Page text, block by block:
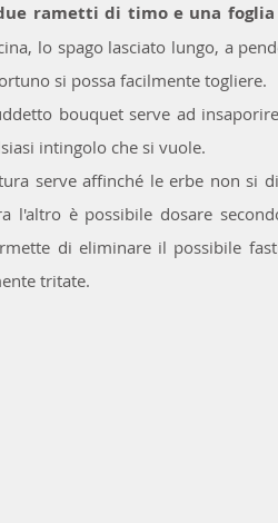
rametti di timo e una
lo spago lasciato lungo, a
si possa facilmente togliere.
bouquet serve ad
intingolo che si vuole.
serve affinché le erbe non si
l'altro è possibile dosare
di eliminare il possibile
tritate.